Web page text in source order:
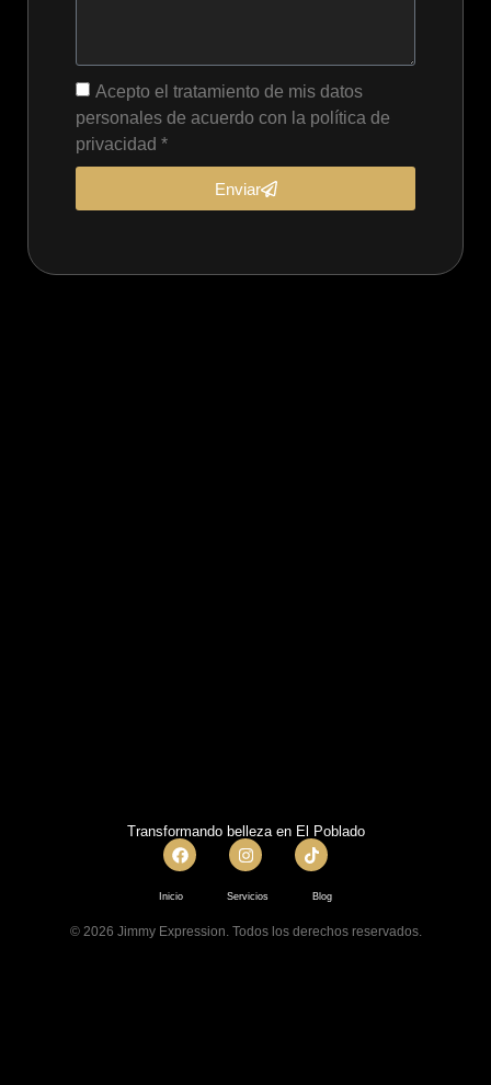
Acepto el tratamiento de mis datos
personales de acuerdo con la política de
privacidad *
Enviar
Transformando belleza en El Poblado
Inicio Servicios Blog
© 2026 Jimmy Expression. Todos los derechos reservados.